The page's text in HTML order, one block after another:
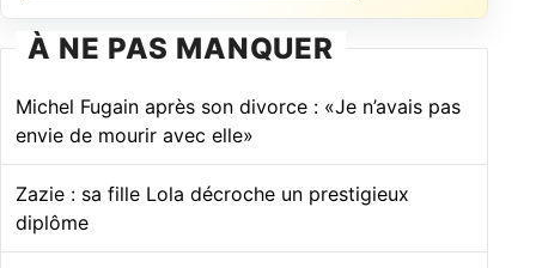
À NE PAS MANQUER
Michel Fugain après son divorce : «Je n’avais pas
envie de mourir avec elle»
Zazie : sa fille Lola décroche un prestigieux
diplôme